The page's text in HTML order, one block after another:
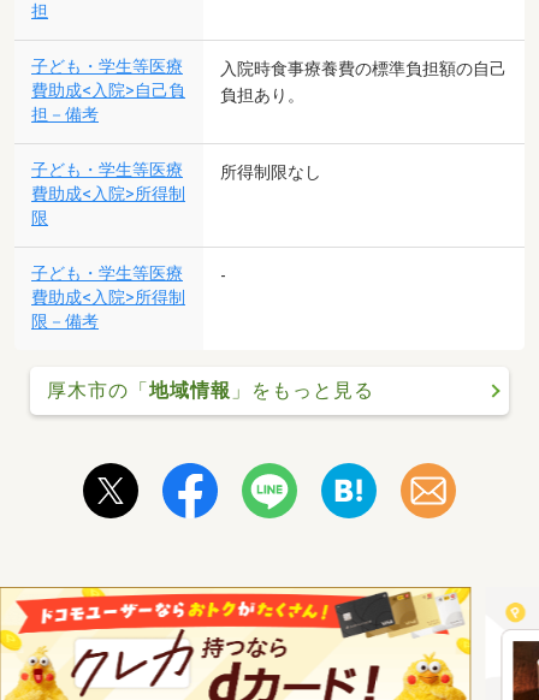
担
子ども・学生等医療
費助成<入院>自己負
担－備考
入院時食事療養費の標準負担額の自己
負担あり。
子ども・学生等医療
費助成<入院>所得制
限
所得制限なし
子ども・学生等医療
費助成<入院>所得制
限－備考
-
厚木市の「地域情報 」をもっと見る